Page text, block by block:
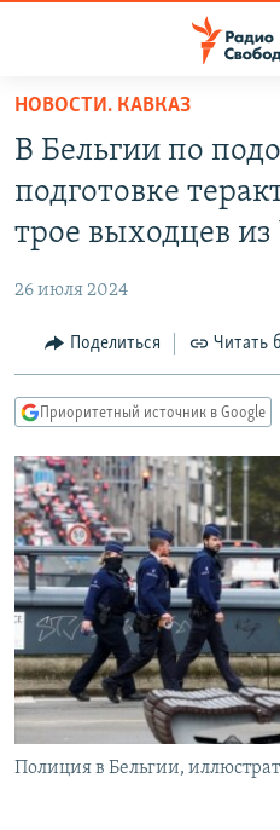
упрощенного
доступа
основному
Вернутся
Вернутся
поиску
АВТОРСКИЕ ПРОЕКТЫ
МНЕНИЯ
КУЛЬТУРА
КАВКАЗ.РЕАЛИИ
СЕВЕР.РЕАЛИИ
СИБИРЬ.РЕАЛИИ
РАСПИСАНИЕ ВЕЩАНИЯ
ПОДПИШИТЕСЬ НА
СОЦИАЛЬНЫЕ СЕТИ
НОВОСТИ. КАВКАЗ
В Бельгии по
подготовке
трое выходцев
26 июля 2024
Поделиться Читать
Приоритетный источник в Google
Полиция в Бельгии,